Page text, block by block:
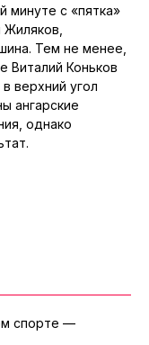
минуте с «пятка»
Тем не менее,
Виталий Коньков
верхний угол
ангарские
однако
спорте —